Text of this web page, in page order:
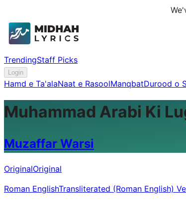
TrendingStaff Picks
Login
Hamd e Ta'alaNaat e RasoolManqbatDurood o
Muhammad Arabi Ki
Muzaffar Warsi
OriginalOriginal
Roman EnglishTransliterated (Roman English)